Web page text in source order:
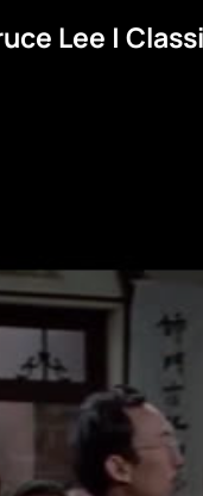
Lee |